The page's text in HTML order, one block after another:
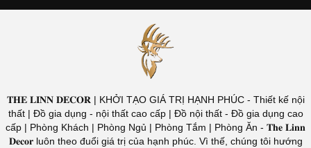
𝐓𝐇𝐄 𝐋𝐈𝐍𝐍 𝐃𝐄𝐂𝐎𝐑 | KHỞI TẠO GIÁ TRỊ HẠNH PHÚC - Thiết kế nội
thất | Đồ gia dụng - nội thất cao cấp | Đồ nội thất - Đồ gia dụng cao
cấp | Phòng Khách | Phòng Ngủ | Phòng Tắm | Phòng Ăn - 𝐓𝐡𝐞 𝐋𝐢𝐧𝐧
𝐃𝐞𝐜𝐨𝐫 luôn theo đuổi giá trị của hạnh phúc. Vì thế, chúng tôi hướng